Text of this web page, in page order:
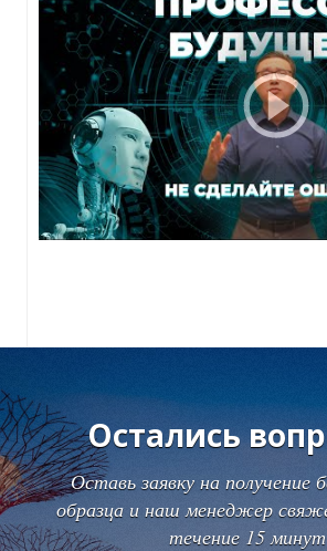
Остались
Оставь заявку на получение
образца и наш менеджер
течение 15 минут